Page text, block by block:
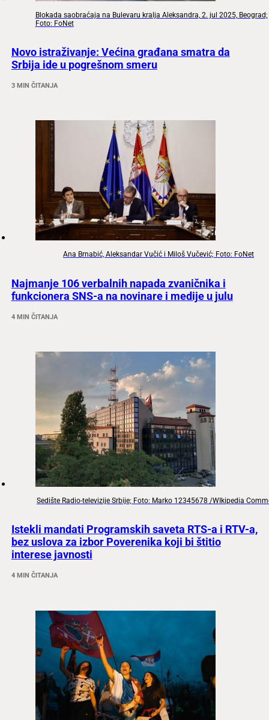
Blokada saobraćaja na Bulevaru kralja Aleksandra, 2. jul 2025, Beograd;
Foto: FoNet
Novo istraživanje: Većina građana smatra da
Srbija ide u pogrešnom smeru
3 MIN ČITANJA
Ana Brnabić, Aleksandar Vučić i Miloš Vučević; Foto: FoNet
Najmanje 106 verbalnih napada zvaničnika i
funkcionera SNS-a na novinare i medije u julu
4 MIN ČITANJA
Sedište Radio-televizije Srbije; Foto: Marko 12345678 /WIkipedia
Istekli mandati Programskih saveta RTS-a i RTV-a,
bez uslova za izbor Poverenika koji bi štitio
interese javnosti
4 MIN ČITANJA